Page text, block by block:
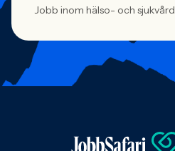
Jobb inom hälso- och sjukvård